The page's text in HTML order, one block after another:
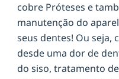
cobre Próteses e
manutenção do
seus dentes! Ou seja,
desde uma dor de
do siso, tratamento